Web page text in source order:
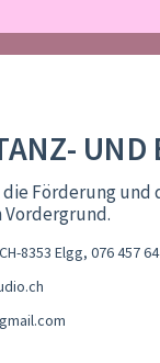
UND
Förderung
Vordergrund.
8353 Elgg, 076 457